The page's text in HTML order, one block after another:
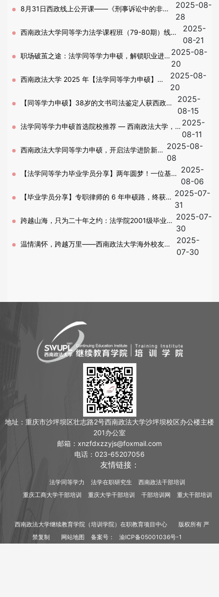
满举行8月31日西政线上公开课——《刑事诉讼中的非法
证据排除规则》
2025-08-
28
西南政法大学同等学力法学课程班（79-80期）线上
开班式暨民法专题课即将开启！
2025-
08-21
职场破茧之途：法学同等学力申硕，解锁职业进阶
新密码
2025-08-
20
西南政法大学 2025 年【法学同等学力申硕】报
读指南
2025-08-
20
【同等学力申硕】38岁的文书司法鉴定人获西政侦
查学硕士学位历程
2025-
08-15
法学同等学力申硕首选院校推荐 — 西南政法大学，
助你轻松拿下法学硕士学位
2025-
08-11
西南政法大学同等学力申硕，开启法学进阶新征 2025-08-
08
【法学同等学力毕业学员分享】两年圆梦！一位基层
民警的知识产权法学追梦之旅
2025-
08-06
【毕业学员分享】专职律师的 6 年申硕路，终获民
商法学硕士
2025-07-
31
跨越山海，只为二十年之约：法学院2001级毕业二
十周年返校纪念
2025-07-
30
温情满怀，跨越万里——西南政法大学海外校友联
2025-
07-30
地址：重庆市沙坪坝区壮志路2号西南政法大学沙坪坝校区办公楼主楼
201办公室
邮箱：xnzfdxzzyjs@foxmail.com
电话：023-65207056
友情链接：
法学同等学力 法学在职研究生
西南政法干部培训
重庆工商大学干部培训
重庆大学干部培训 干部培训网 重大干部培训
西南政法大学继续教育学院（培训学院）在职教育项目中心
版权所有 严
禁复制
网站地图 备案号： 渝ICP备05001036号-1